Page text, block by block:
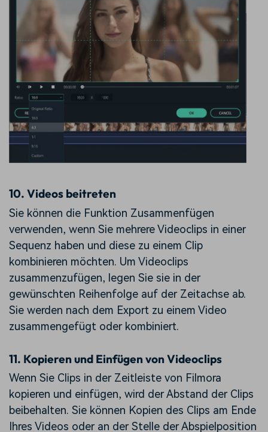
10. Videos beitreten
Sie können die Funktion Zusammenfügen
verwenden, wenn Sie mehrere Videoclips in einer
Sequenz haben und diese zu einem Clip
kombinieren möchten. Um Videoclips
zusammenzufügen, legen Sie sie in der
gewünschten Reihenfolge auf der Zeitachse ab.
Sie werden nach dem Export zu einem Video
zusammengefügt oder kombiniert.
11. Kopieren und Einfügen von Videoclips
Wenn Sie Clips in der Zeitleiste von Filmora
kopieren und einfügen, wird der Abstand der Clips
beibehalten. Sie können Kopien des Clips am Ende
Ihres Videos oder an der Stelle der Abspielposition